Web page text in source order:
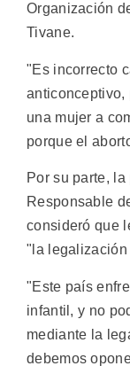
Organización
Tivane.
"Es incorrecto
anticonceptivo,
una mujer a
porque el
Por su parte,
Responsable
consideró que
"la legalización
"Este país
infantil, y no
mediante la
debemos